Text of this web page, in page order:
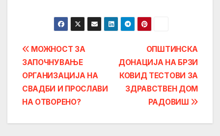
Post
navigation
ОПШТИНСКА
ДОНАЦИЈА НА БРЗИ
КОВИД ТЕСТОВИ ЗА
ЗДРАВСТВЕН ДОМ
РАДОВИШ
МОЖНОСТ ЗА
ЗАПОЧНУВАЊЕ
ОРГАНИЗАЦИЈА НА
СВАДБИ И ПРОСЛАВИ
НА ОТВОРЕНО?